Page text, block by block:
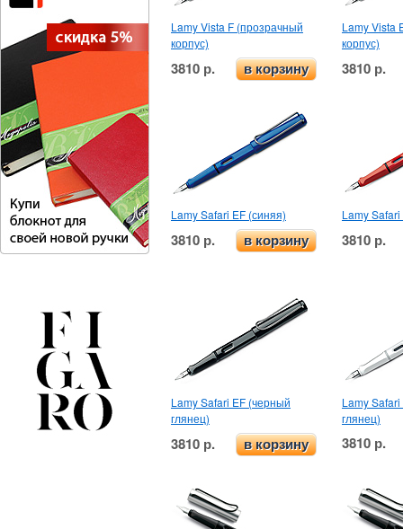
Lamy Vista F (прозрачный
корпус)
3810 р. в корзину
Lamy Vista
корпус)
3810 р.
Lamy Safari EF (синяя)
3810 р. в корзину
Lamy
3810 р.
Lamy Safari EF (черный
глянец)
3810 р. в корзину
Lamy
глянец)
3810 р.